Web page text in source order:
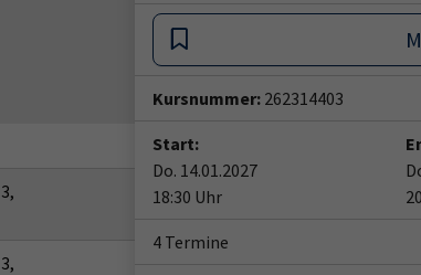
Kursnummer: 262314403
Start:
Do. 14.01.2027
18:30 Uhr
4 Termine